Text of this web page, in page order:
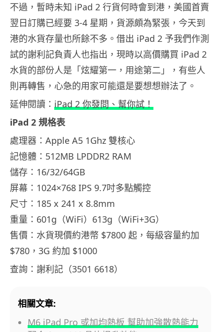
不過，暫時未知 iPad 2 行貨何時會到港，美國首賣
翌日訂購已經要 3-4 星期，貨源頗為緊張，今天到
港的水貨存量也所餘不多。借出 iPad 2 予我們作測
試的謝利記負責人也指出，現時以高價購買 iPad 2
水貨的部份人是「炫耀第一，用途第二」，有些人
則再轉售，心急的用家可能還是要想想辦法了。
延伸閱讀： iPad 2 你發問、幫你試！
iPad 2 規格表
處理器：Apple A5 1Ghz 雙核心
記憶體：512MB LPDDR2 RAM
儲存：16/32/64GB
屏幕：1024×768 IPS 9.7吋多點觸控
尺寸：185 x 241 x 8.8mm
重量：601g（WiFi）613g（WiFi+3G）
售價：水貨現價約港幣 $7800 起，每級容量約加
$780，3G 約加 $1000
查詢：謝利記（3501 6618）
相關文章:
M6 iPad Pro 或加均熱板 幫助加強散熱能力